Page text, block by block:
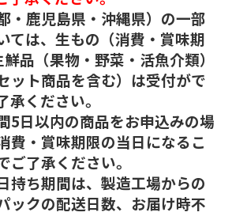
・鹿児島県・沖縄県）の一部
ては、生もの（消費・賞味期
品（果物・野菜・活魚介類）
ット商品を含む）は受付がで
承ください。
5日以内の商品をお申込みの場
費・賞味期限の当日になるこ
ご了承ください。
持ち期間は、製造工場からの
ックの配送日数、お届け時不